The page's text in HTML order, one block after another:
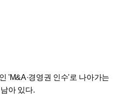
'M&A·경영권 인수'로 나아가는
아 있다.